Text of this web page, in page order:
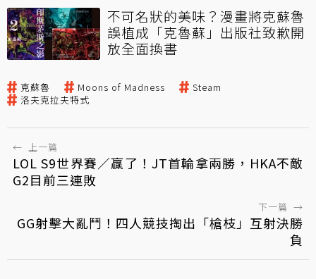
不可名狀的美味？漫畫將克蘇魯
誤植成「克魯蘇」出版社致歉開
放全面換書
克蘇魯 Moons of Madness
Steam
洛夫克拉夫特式
← 上一篇
LOL S9世界賽／贏了！JT首輪拿兩勝，HKA不敵
G2目前三連敗
下一篇 →
GG射擊大亂鬥！四人競技掏出「槍枝」互射決勝
負